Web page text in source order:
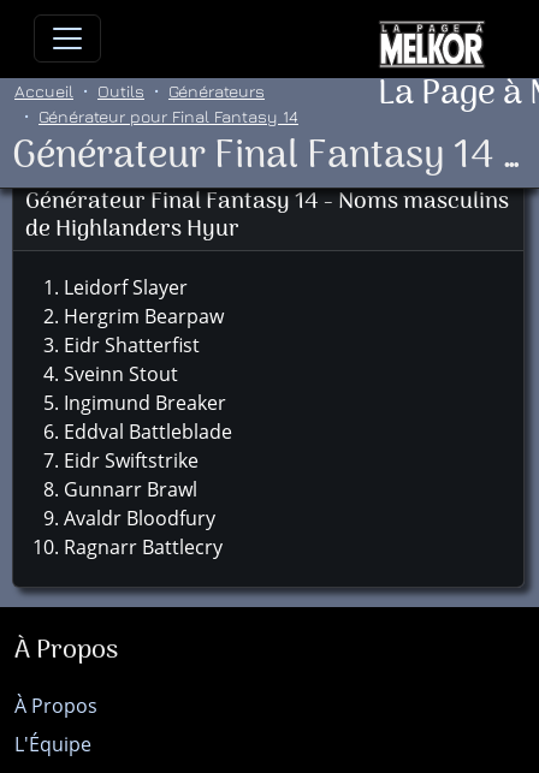
Allez directement au contenu
La Page
Accueil Outils
Générateurs
Générateur pour Final Fantasy 14
Générateur Final Fantasy 14 - Noms masculins de Highlanders Hyur
Générateur Final Fantasy 14 - Noms masculins
de Highlanders Hyur
Leidorf Slayer
Hergrim Bearpaw
Eidr Shatterfist
Sveinn Stout
Ingimund Breaker
Eddval Battleblade
Eidr Swiftstrike
Gunnarr Brawl
Avaldr Bloodfury
Ragnarr Battlecry
À Propos
À Propos
L'Équipe